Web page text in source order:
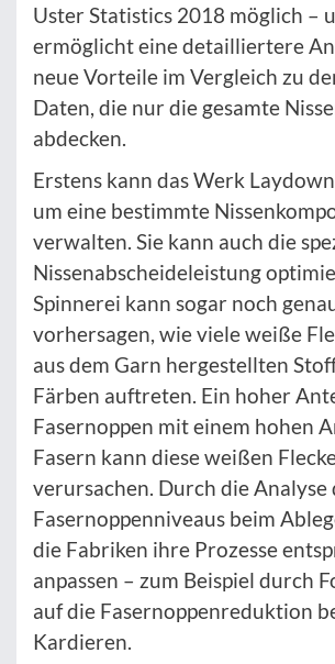
Uster Statistics 2018 möglich –
ermöglicht eine detailliertere
neue Vorteile im Vergleich zu
Daten, die nur die gesamte
abdecken.
Erstens kann das Werk
um eine bestimmte
verwalten. Sie kann auch die
Nissenabscheideleistung
Spinnerei kann sogar noch
vorhersagen, wie viele weiße
aus dem Garn hergestellten
Färben auftreten. Ein hoher
Fasernoppen mit einem hohen
Fasern kann diese weißen
verursachen. Durch die Analyse
Fasernoppenniveaus beim
die Fabriken ihre Prozesse
anpassen – zum Beispiel durch
auf die Fasernoppenreduktion
Kardieren.